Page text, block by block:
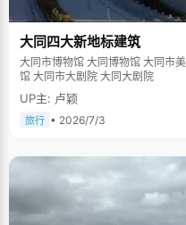
大同四大新地标建筑
大同市博物馆 大同博物馆 大同市美术馆 大同美术馆 大同市图书馆 大同图书
馆 大同市大剧院 大同大剧院
UP主: 卢颖
旅行 • 2026/7/3